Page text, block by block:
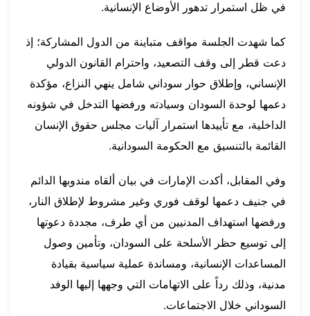
في ظل استمرار تدهور الأوضاع الإنسانية.
كما شهدت الجلسة مواقف متباينة من الدول المشاركة؛ إذ
دعت قطر إلى وقف التصعيد، واحترام القانون الدولي
الإنساني، وإطلاق حوار سوداني شامل ينهي النزاع، مؤكدة
دعمها لوحدة السودان وسيادته ورفضها التدخل في شؤونه
الداخلية، مع تأييدها استمرار آليات مجلس حقوق الإنسان
القائمة بالتنسيق مع الحكومة السودانية.
وفي المقابل، أكدت الإمارات في بيان ألقاه مندوبها الدائم
في جنيف دعمها لوقف فوري وغير مشروط لإطلاق النار،
ورفضها استهداف المدنيين من أي طرف، مجددة دعوتها
إلى توسيع حظر الأسلحة على السودان، وتأمين وصول
المساعدات الإنسانية، ومساندة عملية سياسية بقيادة
مدنية، وذلك رداً على الاتهامات التي وجهها إليها الوفد
السوداني خلال الاجتماعات.